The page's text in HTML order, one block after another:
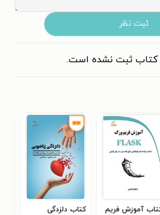
ثبت نظر
کتاب ثبت نشده است.
آموزش فریم
کتاب دلزدگی